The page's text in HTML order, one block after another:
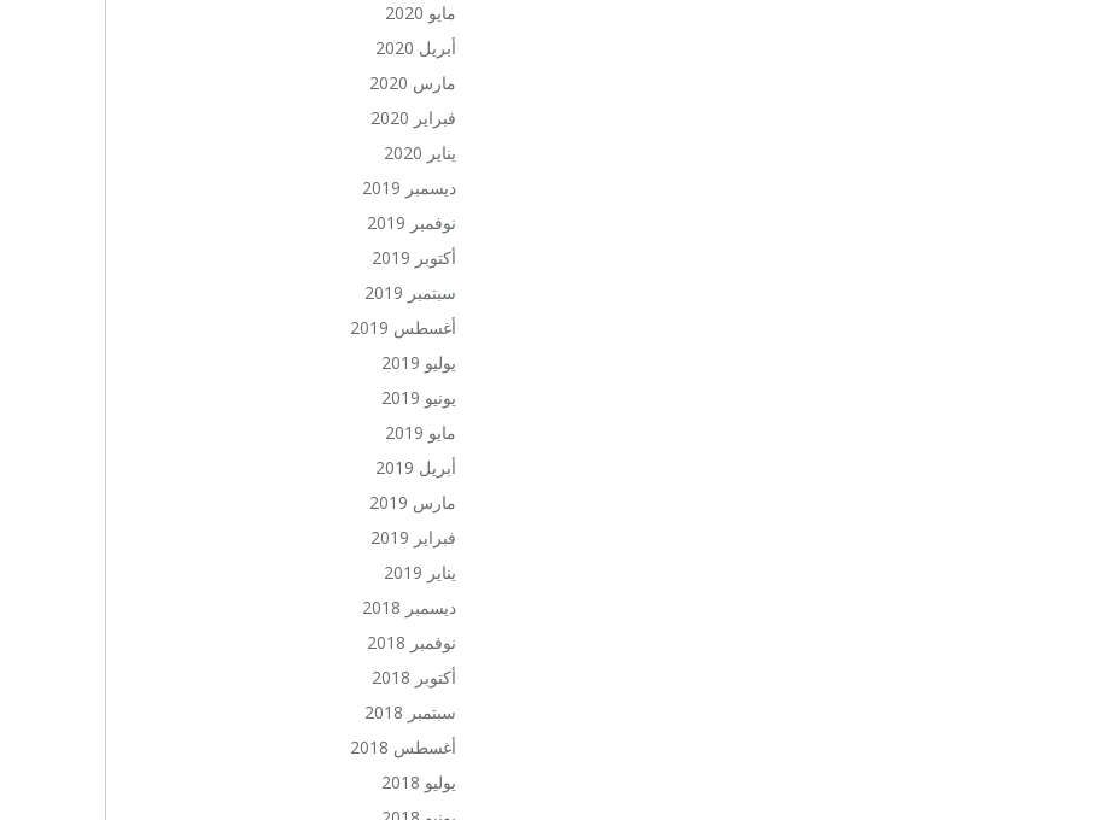
مايو 2020
أبريل 2020
مارس 2020
فبراير 2020
يناير 2020
ديسمبر 2019
نوفمبر 2019
أكتوبر 2019
سبتمبر 2019
أغسطس 2019
يوليو 2019
يونيو 2019
مايو 2019
أبريل 2019
مارس 2019
فبراير 2019
يناير 2019
ديسمبر 2018
نوفمبر 2018
أكتوبر 2018
سبتمبر 2018
أغسطس 2018
يوليو 2018